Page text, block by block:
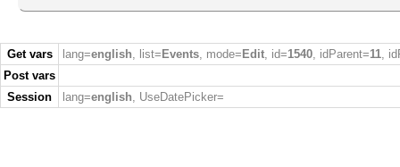
Get vars lang=english, list= Events, mode= Edit, id=1540, idParent=11,
Post vars
Session
lang=english, UseDatePicker=